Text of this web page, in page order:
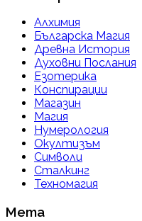
Алхимия
Българска Магия
Древна История
Духовни Послания
Езотерика
Конспирации
Магазин
Магия
Нумерология
Окултизъм
Символи
Сталкинг
Техномагия
Мета